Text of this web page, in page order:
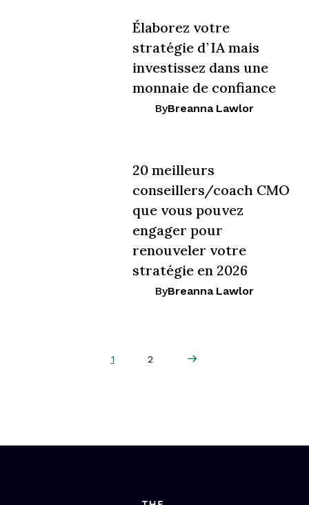
Élaborez votre
stratégie d’IA mais
investissez dans une
monnaie de confiance
ByBreanna Lawlor
20 meilleurs
conseillers/coach CMO
que vous pouvez
engager pour
renouveler votre
stratégie en 2026
ByBreanna Lawlor
1 2